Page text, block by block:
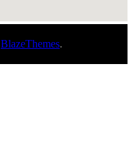
BlazeThemes.